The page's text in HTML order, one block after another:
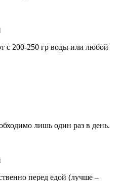
с 200-250 гр воды или любой
лишь один раз в день.
перед едой (лучше –